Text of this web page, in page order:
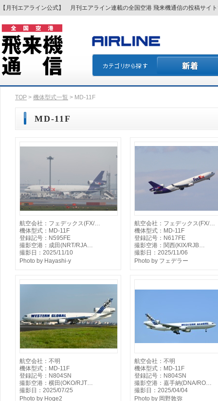
【月刊エアライン公式】 月刊エアライン連載の全国空港 飛来機通信の投稿サイ
TOP > 機体型式一覧 > MD-11F
MD-11F
航空会社：フェデックス(FX/…
機体型式：MD-11F
登録記号：N595FE
撮影空港：成田(NRT/RJA…
撮影日：2025/11/10
Photo by Hayashi-y
航空会社：フェデックス(FX/…
機体型式：MD-11F
登録記号：N617FE
撮影空港：関西(KIX/RJB…
撮影日：2025/11/06
Photo by フェデラー
航空会社：不明
機体型式：MD-11F
登録記号：N804SN
撮影空港：横田(OKO/RJT…
撮影日：2025/07/25
Photo by Hoge2
航空会社：不明
機体型式：MD-11F
登録記号：N804SN
撮影空港：嘉手納(DNA/RO…
撮影日：2025/04/04
Photo by 岡野敦弥